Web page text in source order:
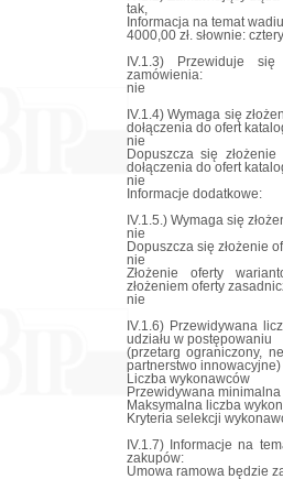
tak,
Informacja na temat
4000,00 zł. słownie:
IV.1.3) Przewiduje
zamówienia:
nie
IV.1.4) Wymaga się
dołączenia do ofert
nie
Dopuszcza się
dołączenia do ofert
nie
Informacje dodatkowe:
IV.1.5.) Wymaga się
nie
Dopuszcza się złożenie
nie
Złożenie oferty
złożeniem oferty
nie
IV.1.6) Przewidywana
udziału w postępowaniu
(przetarg ograniczony,
partnerstwo innowacyjne)
Liczba wykonawców
Przewidywana
Maksymalna liczba
Kryteria selekcji
IV.1.7) Informacje na
zakupów:
Umowa ramowa będzie